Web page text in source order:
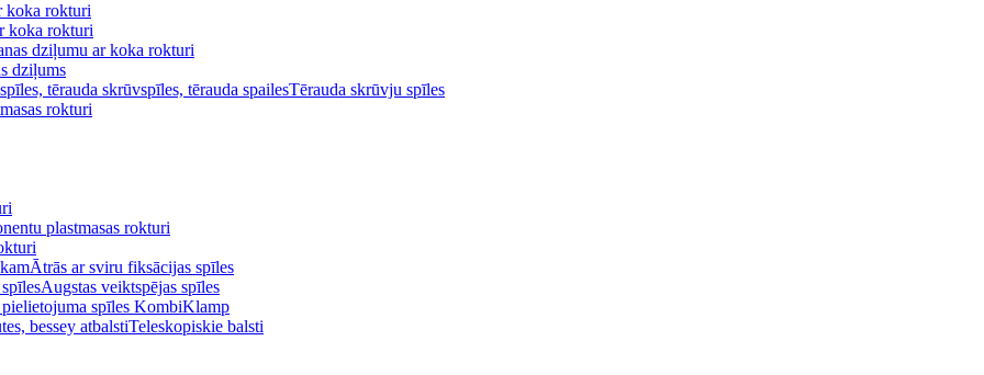
koka rokturi
koka rokturi
dziļumu ar koka rokturi
dziļums
Tērauda skrūvju spīles
rokturi
plastmasas rokturi
Ātrās ar sviru fiksācijas spīles
Augstas veiktspējas spīles
pielietojuma spīles KombiKlamp
Teleskopiskie balsti